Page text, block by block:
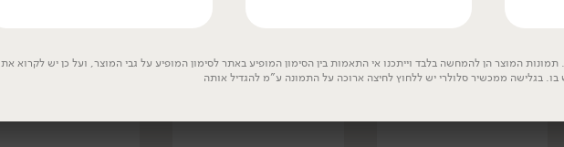
המוצר הן להמחשה בלבד וייתכנו אי התאמות בין הסימון המופיע באתר לסימון המופיע על גבי המוצר, ועל כן יש לקרוא את
בגלישה ממכשיר סלולרי יש ללחוץ לחיצה ארוכה על התמונה ע"מ להגדיל אותה